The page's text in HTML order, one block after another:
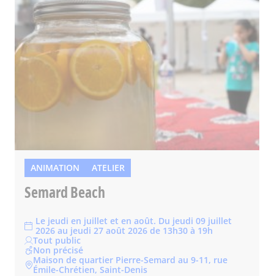
ANIMATION ATELIER
Semard Beach
Le jeudi en juillet et en août. Du jeudi 09 juillet
2026 au jeudi 27 août 2026 de 13h30 à 19h
Tout public
Non précisé
Maison de quartier Pierre-Semard au 9-11, rue
Émile-Chrétien, Saint-Denis